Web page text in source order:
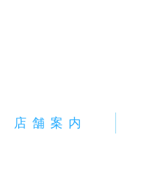
店舗案内